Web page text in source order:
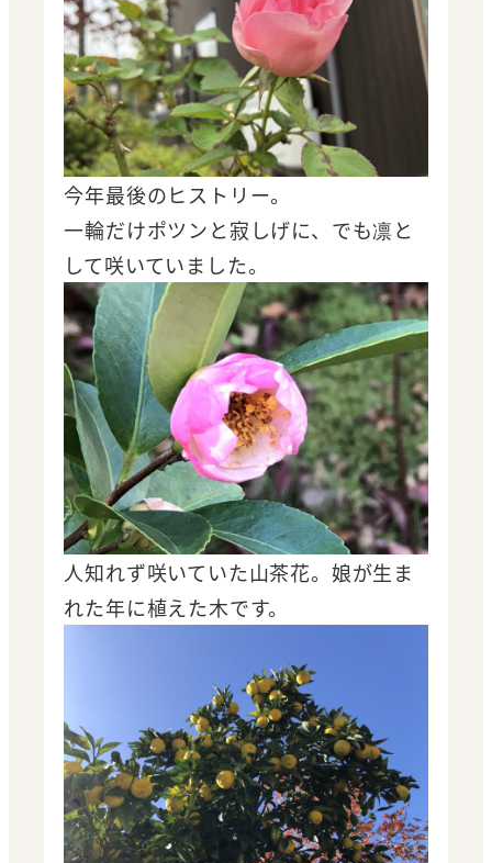
今年最後のヒストリー。
一輪だけポツンと寂しげに、でも凛と
して咲いていました。
人知れず咲いていた山茶花。娘が生ま
れた年に植えた木です。